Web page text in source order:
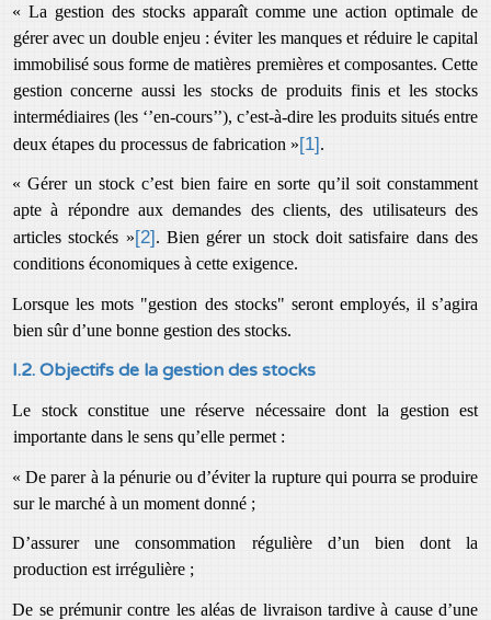
« La gestion des stocks apparaît comme une action optimale de
gérer avec un double enjeu : éviter les manques et réduire le capital
immobilisé sous forme de matières premières et composantes. Cette
gestion concerne aussi les stocks de produits finis et les stocks
intermédiaires (les ‘’en-cours’’), c’est-à-dire les produits situés entre
deux étapes du processus de fabrication »[1].
« Gérer un stock c’est bien faire en sorte qu’il soit constamment
apte à répondre aux demandes des clients, des utilisateurs des
articles stockés »[2]. Bien gérer un stock doit satisfaire dans des
conditions économiques à cette exigence.
Lorsque les mots "gestion des stocks" seront employés, il s’agira
bien sûr d’une bonne gestion des stocks.
I.2. Objectifs de la gestion des stocks
Le stock constitue une réserve nécessaire dont la gestion est
importante dans le sens qu’elle permet :
« De parer à la pénurie ou d’éviter la rupture qui pourra se produire
sur le marché à un moment donné ;
D’assurer une consommation régulière d’un bien dont la
production est irrégulière ;
De se prémunir contre les aléas de livraison tardive à cause d’une